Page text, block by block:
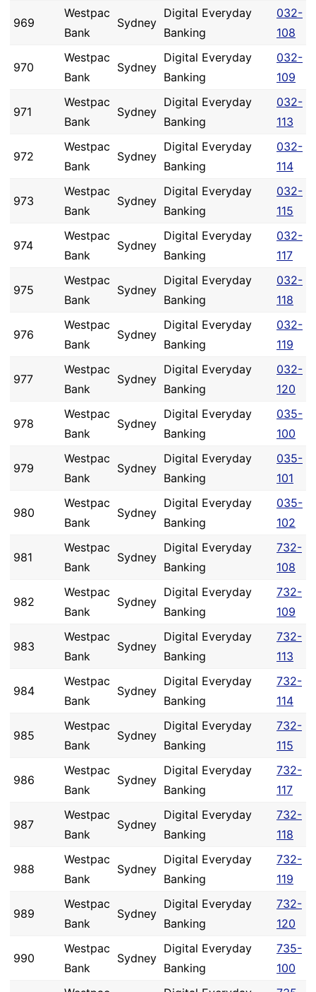
969
Westpac
Bank
Sydney
Digital Everyday
Banking
032-
108
970
Westpac
Bank
Sydney
Digital Everyday
Banking
032-
109
971
Westpac
Bank
Sydney
Digital Everyday
Banking
032-
113
972
Westpac
Bank
Sydney
Digital Everyday
Banking
032-
114
973
Westpac
Bank
Sydney
Digital Everyday
Banking
032-
115
974
Westpac
Bank
Sydney
Digital Everyday
Banking
032-
117
975
Westpac
Bank
Sydney
Digital Everyday
Banking
032-
118
976
Westpac
Bank
Sydney
Digital Everyday
Banking
032-
119
977
Westpac
Bank
Sydney
Digital Everyday
Banking
032-
120
978
Westpac
Bank
Sydney
Digital Everyday
Banking
035-
100
979
Westpac
Bank
Sydney
Digital Everyday
Banking
035-
101
980
Westpac
Bank
Sydney
Digital Everyday
Banking
035-
102
981
Westpac
Bank
Sydney
Digital Everyday
Banking
732-
108
982
Westpac
Bank
Sydney
Digital Everyday
Banking
732-
109
983
Westpac
Bank
Sydney
Digital Everyday
Banking
732-
113
984
Westpac
Bank
Sydney
Digital Everyday
Banking
732-
114
985
Westpac
Bank
Sydney
Digital Everyday
Banking
732-
115
986
Westpac
Bank
Sydney
Digital Everyday
Banking
732-
117
987
Westpac
Bank
Sydney
Digital Everyday
Banking
732-
118
988
Westpac
Bank
Sydney
Digital Everyday
Banking
732-
119
989
Westpac
Bank
Sydney
Digital Everyday
Banking
732-
120
990
Westpac
Bank
Sydney
Digital Everyday
Banking
735-
100